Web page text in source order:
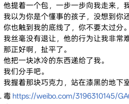
他提着一个包，一步一步向我走来，
我以为你是个懂事的孩子，没想到你
你也触到我的底线了，你不要太过分。
我丝毫没有退让，他的行为让我非常
那正好啊，扯平了。
他把一块冰冷的东西递给了我。
我们分手吧。
我握着那块巧克力，站在漆黑的地下
毒 https://weibo.com/3196310145/